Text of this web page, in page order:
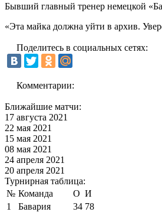
Бывший главный тренер немецкой
«Эта майка должна уйти в архив.
Поделитесь в социальных сетях:
Комментарии:
Ближайшие матчи:
17 августа 2021
22 мая 2021
15 мая 2021
08 мая 2021
24 апреля 2021
20 апреля 2021
Турнирная таблица:
№ Команда О И
1
Бавария 34 78